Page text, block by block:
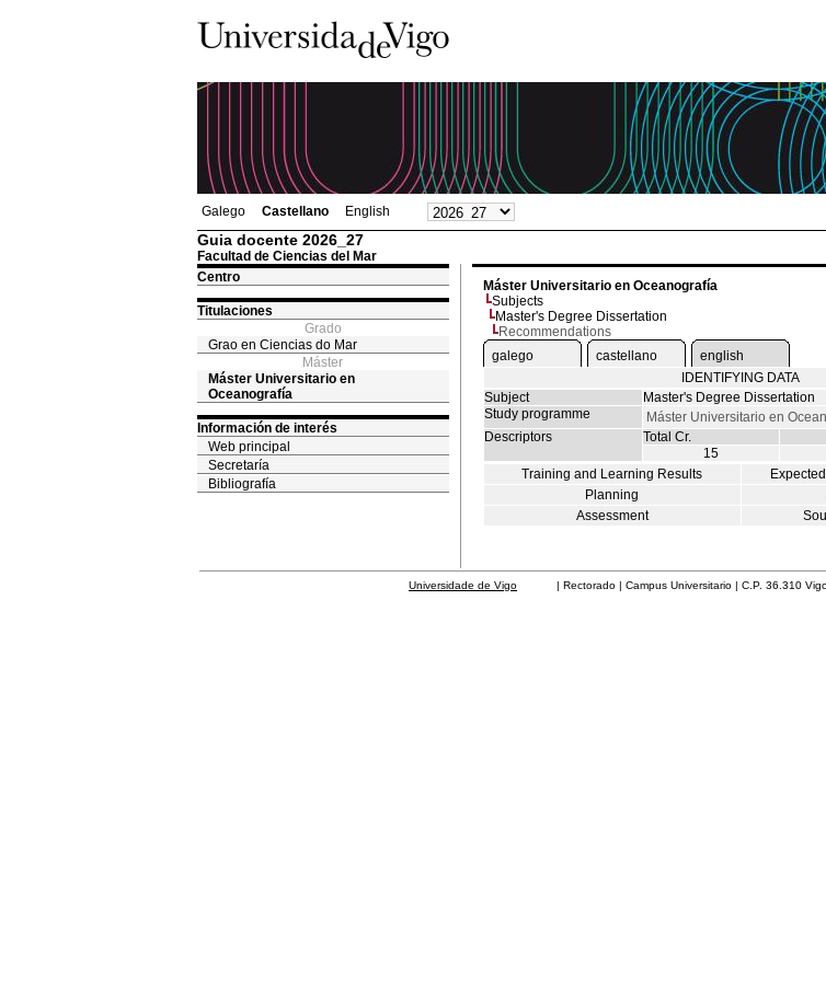
Galego Castellano English
Guia docente 2026_27
Facultad de Ciencias del Mar
Centro
Titulaciones
Grado
Grao en Ciencias do Mar
Máster
Máster Universitario en
Oceanografía
Información de interés
Web principal
Secretaría
Bibliografía
Máster Universitario en Oceanografía
Subjects
Master's Degree Dissertation
Recommendations
galego
castellano
english
IDENTIFYING DATA
Subject
Master's Degree Dissertation
Study programme
Máster Universitario en
Descriptors
Total Cr.
15
Training and Learning Results
Planning
Assessment
Universidade de Vigo | Rectorado | Campus Universitario | C.P. 36.310 Vigo